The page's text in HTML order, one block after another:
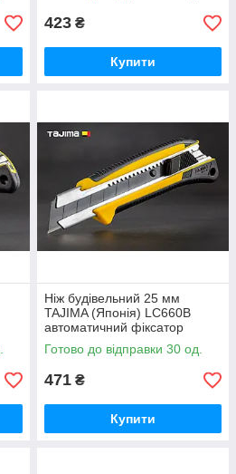
423 ₴
Купити
Ніж будівельний 25 мм
TAJIMA (Японія) LC660B
автоматичний фіксатор
Готово до відправки 30 од.
471 ₴
Купити